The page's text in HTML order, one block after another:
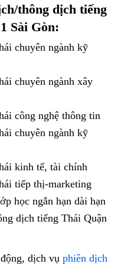
thông dịch tiếng
Sài Gòn:
chuyên ngành kỹ
chuyên ngành xây
công nghệ thông tin
chuyên ngành kỹ
kinh tế, tài chính
tiếp thị-marketing
học ngắn hạn dài hạn
dịch tiếng Thái Quận
dịch vụ phiên dịch